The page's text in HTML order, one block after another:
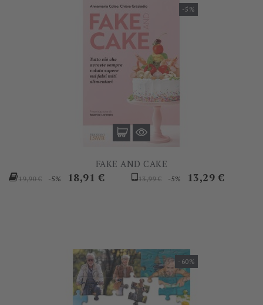
-5%
FAKE AND CAKE
Prezzo
19,90 € -5% Prezzo
18,91 €
Prezzo
13,99 € -5% Prezzo
13,29 €
-60%